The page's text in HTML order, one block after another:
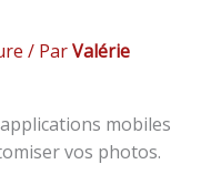
/ ParValérie
mobiles
vos photos.